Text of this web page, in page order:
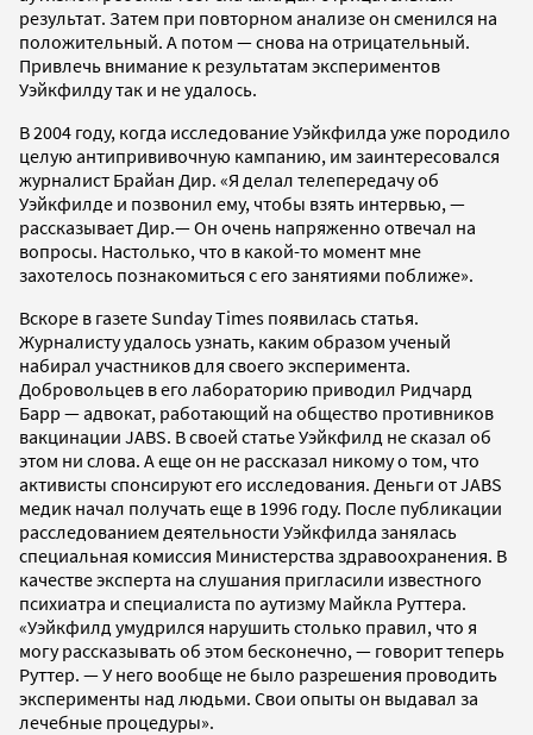
результат. Затем при повторном анализе он сменился на
положительный. А потом — снова на отрицательный.
Привлечь внимание к результатам экспериментов
Уэйкфилду так и не удалось.
В 2004 году, когда исследование Уэйкфилда уже породило
целую антипрививочную кампанию, им заинтересовался
журналист Брайан Дир. «Я делал телепередачу об
Уэйкфилде и позвонил ему, чтобы взять интервью, —
рассказывает Дир.— Он очень напряженно отвечал на
вопросы. Настолько, что в какой-то момент мне
захотелось познакомиться с его занятиями поближе».
Вскоре в газете Sunday Times появилась статья.
Журналисту удалось узнать, каким образом ученый
набирал участников для своего эксперимента.
Добровольцев в его лабораторию приводил Ридчард
Барр — адвокат, работающий на общество противников
вакцинации JABS. В своей статье Уэйкфилд не сказал об
этом ни слова. А еще он не рассказал никому о том, что
активисты спонсируют его исследования. Деньги от JABS
медик начал получать еще в 1996 году. После публикации
расследованием деятельности Уэйкфилда занялась
специальная комиссия Министерства здравоохранения. В
качестве эксперта на слушания пригласили известного
психиатра и специалиста по аутизму Майкла Руттера.
«Уэйкфилд умудрился нарушить столько правил, что я
могу рассказывать об этом бесконечно, — говорит теперь
Руттер. — У него вообще не было разрешения проводить
эксперименты над людьми. Свои опыты он выдавал за
лечебные процедуры».